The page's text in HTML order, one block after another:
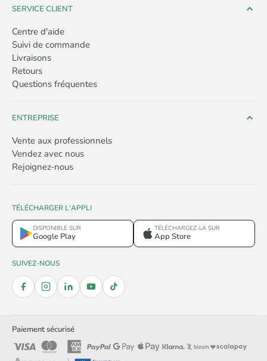
SERVICE CLIENT
Centre d'aide
Suivi de commande
Livraisons
Retours
Questions fréquentes
ENTREPRISE
Vente aux professionnels
Vendez avec nous
Rejoignez-nous
TÉLÉCHARGER L'APPLI
DISPONIBLE SUR
Google Play
TÉLÉCHARGEZ-LA SUR
App Store
SUIVEZ-NOUS
Paiement sécurisé